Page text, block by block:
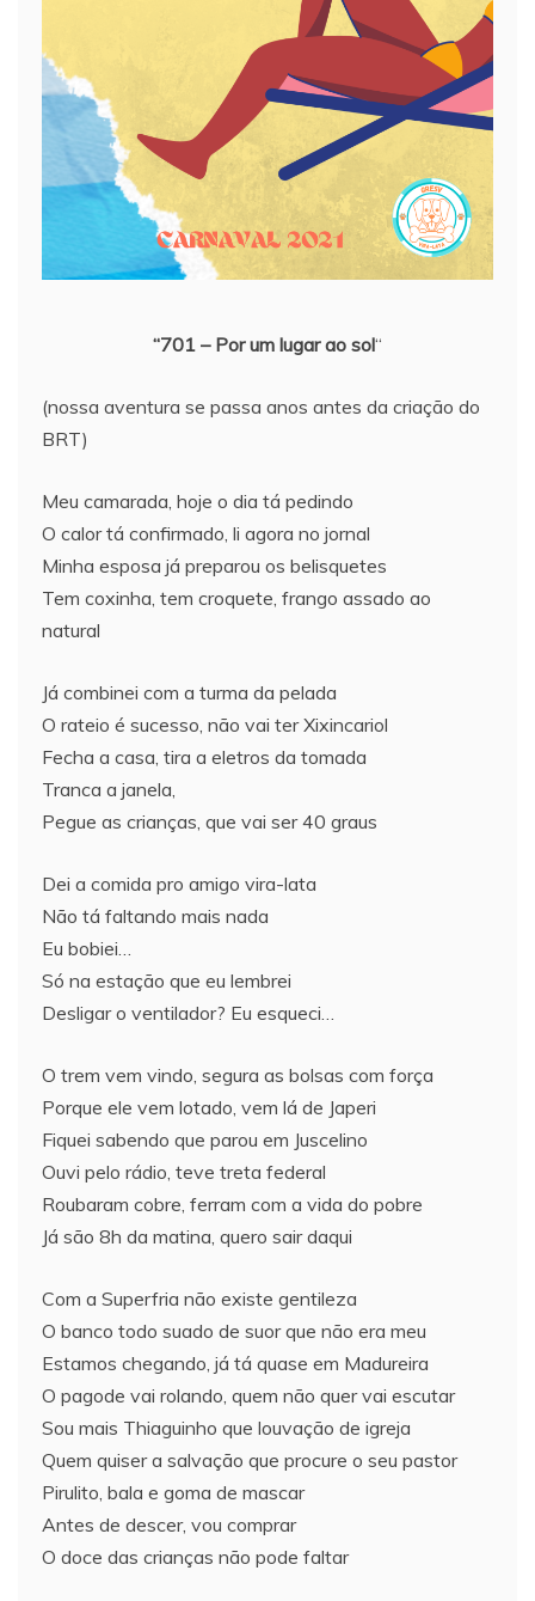
“701 – Por um lugar ao sol“
(nossa aventura se passa anos antes da criação do
BRT)
Meu camarada, hoje o dia tá pedindo
O calor tá confirmado, li agora no jornal
Minha esposa já preparou os belisquetes
Tem coxinha, tem croquete, frango assado ao
natural
Já combinei com a turma da pelada
O rateio é sucesso, não vai ter Xixincariol
Fecha a casa, tira a eletros da tomada
Tranca a janela,
Pegue as crianças, que vai ser 40 graus
Dei a comida pro amigo vira-lata
Não tá faltando mais nada
Eu bobiei…
Só na estação que eu lembrei
Desligar o ventilador? Eu esqueci…
O trem vem vindo, segura as bolsas com força
Porque ele vem lotado, vem lá de Japeri
Fiquei sabendo que parou em Juscelino
Ouvi pelo rádio, teve treta federal
Roubaram cobre, ferram com a vida do pobre
Já são 8h da matina, quero sair daqui
Com a Superfria não existe gentileza
O banco todo suado de suor que não era meu
Estamos chegando, já tá quase em Madureira
O pagode vai rolando, quem não quer vai escutar
Sou mais Thiaguinho que louvação de igreja
Quem quiser a salvação que procure o seu pastor
Pirulito, bala e goma de mascar
Antes de descer, vou comprar
O doce das crianças não pode faltar